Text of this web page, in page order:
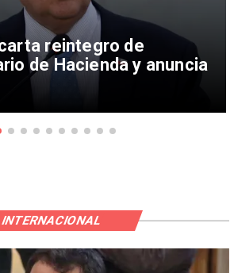
reintegro de
de Hacienda y anuncia
INTERNACIONAL